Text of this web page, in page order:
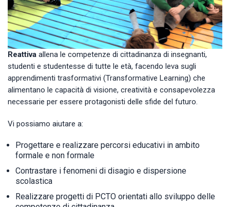
Reattiva allena le competenze di cittadinanza di insegnanti,
studenti e studentesse di tutte le età, facendo leva sugli
apprendimenti trasformativi (Transformative Learning) che
alimentano le capacità di visione, creatività e consapevolezza
necessarie per essere protagonisti delle sfide del futuro.
Vi possiamo aiutare a:
Progettare e realizzare percorsi educativi in ambito
formale e non formale
Contrastare i fenomeni di disagio e dispersione
scolastica
Realizzare progetti di PCTO orientati allo sviluppo delle